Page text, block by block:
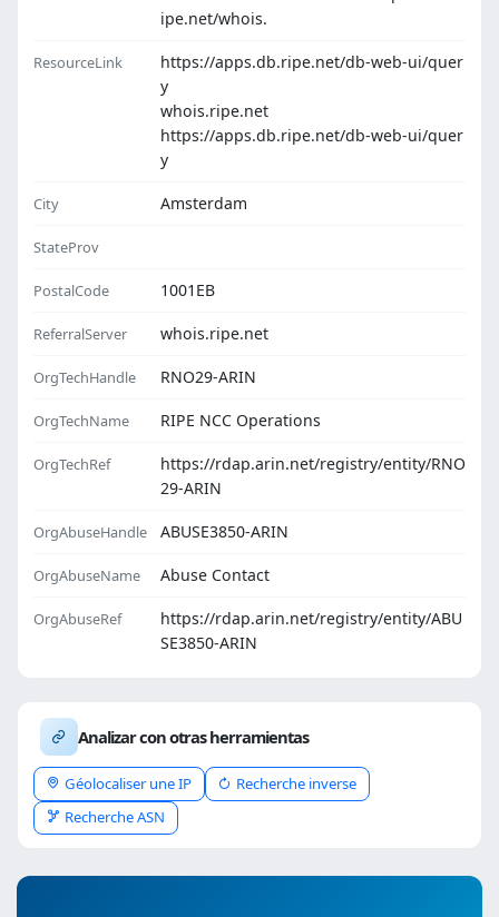
ipe.net/whois.
ResourceLink
https://apps.db.ripe.net/db-web-ui/quer
y
whois.ripe.net
https://apps.db.ripe.net/db-web-ui/quer
y
City Amsterdam
StateProv
PostalCode 1001EB
ReferralServer whois.ripe.net
OrgTechHandle RNO29-ARIN
OrgTechName RIPE NCC Operations
OrgTechRef
https://rdap.arin.net/registry/entity/RNO
29-ARIN
OrgAbuseHandle ABUSE3850-ARIN
OrgAbuseName Abuse Contact
OrgAbuseRef
https://rdap.arin.net/registry/entity/ABU
SE3850-ARIN
Analizar con otras herramientas
Géolocaliser une IP
Recherche inverse
Recherche ASN